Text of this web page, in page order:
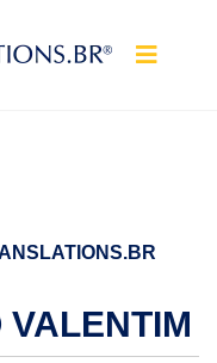
VALENTIM